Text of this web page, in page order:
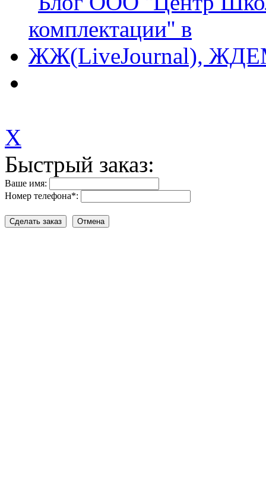
X
Быстрый заказ:
Ваше имя:
Номер телефона*: